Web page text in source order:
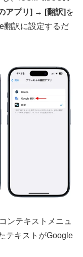
アプリ] → [翻訳] を
翻訳に設定するだ
ンテキストメニュ
テキストがGoogle